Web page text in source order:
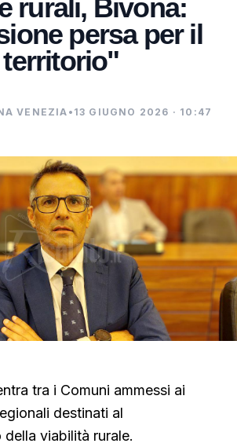
rurali, Bivona:
persa per il
territorio"
VENEZIA • 13 GIUGNO 2026 · 10:47
tra i Comuni ammessi ai
destinati al
viabilità rurale.